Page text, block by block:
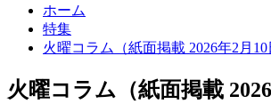
ホーム
特集
火曜コラム（紙面掲載 2026年2月10
火曜コラム（紙面掲載 2026